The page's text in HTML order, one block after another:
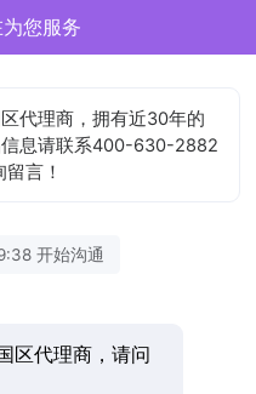
您服务
代理商，拥有近30年的
息请联系400-630-2882
言！
开始沟通
区代理商，请问